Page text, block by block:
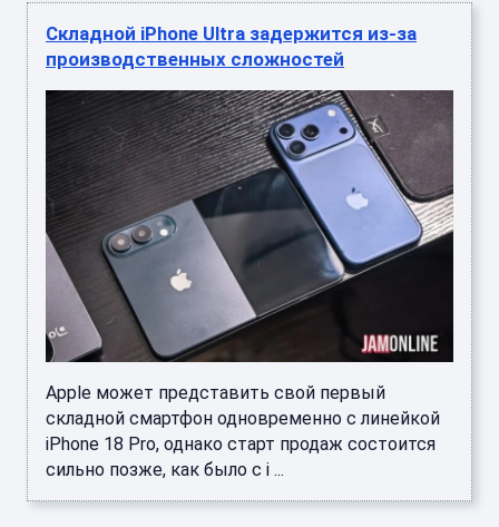
Складной iPhone Ultra задержится из-за
производственных сложностей
Apple может представить свой первый
складной смартфон одновременно с линейкой
iPhone 18 Pro, однако старт продаж состоится
сильно позже, как было с i ...